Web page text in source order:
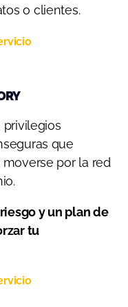
o clientes.
privilegios
que
por la red
y un plan de
tu